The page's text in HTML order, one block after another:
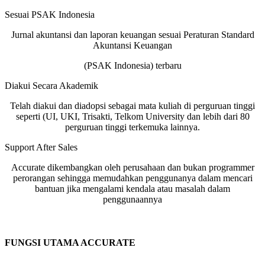
Sesuai PSAK Indonesia
Jurnal akuntansi dan laporan keuangan sesuai Peraturan Standard
Akuntansi Keuangan
(PSAK Indonesia) terbaru
Diakui Secara Akademik
Telah diakui dan diadopsi sebagai mata kuliah di perguruan tinggi
seperti (UI, UKI, Trisakti, Telkom University dan lebih dari 80
perguruan tinggi terkemuka lainnya.
Support After Sales
Accurate dikembangkan oleh perusahaan dan bukan programmer
perorangan sehingga memudahkan penggunanya dalam mencari
bantuan jika mengalami kendala atau masalah dalam
penggunaannya
FUNGSI UTAMA ACCURATE